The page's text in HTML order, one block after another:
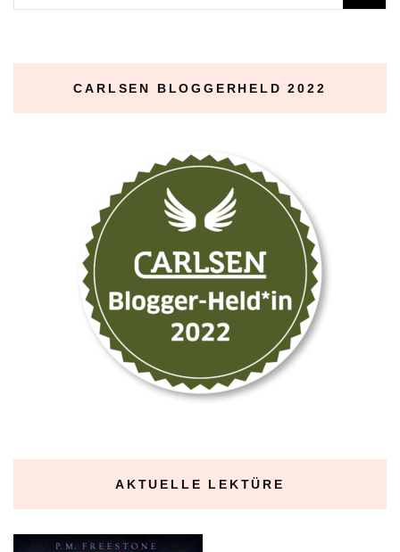
nach:
CARLSEN BLOGGERHELD 2022
AKTUELLE LEKTÜRE